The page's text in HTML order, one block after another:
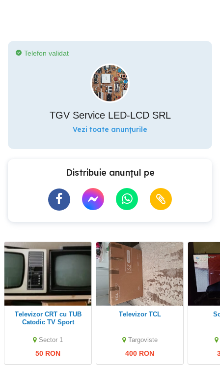
Telefon validat
TGV Service LED-LCD SRL
Vezi toate anunțurile
Distribuie anunțul pe
Televizor CRT cu TUB
Catodic TV Sport
Cumpar Televizoare
Sector 1
50 RON
Televizor TCL
Targoviste
400 RON